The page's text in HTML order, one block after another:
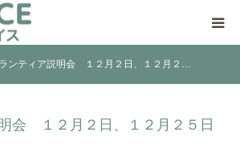
ンティア説明会 １２月２日、１２月２…
会 １２月２日、１２月２５日
いて